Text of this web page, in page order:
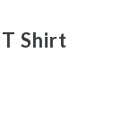
Shirt